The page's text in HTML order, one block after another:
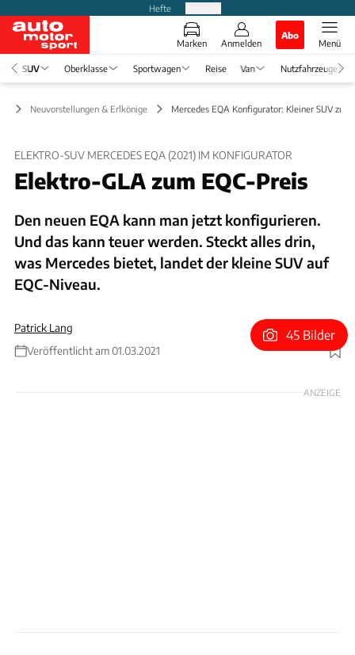
Hefte
Marken Anmelden
Abo
Menü
SUV Oberklasse Sportwagen Reise Van Nutzfahrzeuge
Neuvorstellungen & Erlkönige Mercedes EQA Konfigurator: Kleiner SUV zum
ELEKTRO-SUV MERCEDES EQA (2021) IM KONFIGURATOR
Elektro-GLA zum EQC-Preis
Den neuen EQA kann man jetzt konfigurieren.
Und das kann teuer werden. Steckt alles drin,
was Mercedes bietet, landet der kleine SUV auf
EQC-Niveau.
Patrick Lang
Veröffentlicht am 01.03.2021
Foto: Patrick Lang / Mercedes
45 Bilder
ANZEIGE